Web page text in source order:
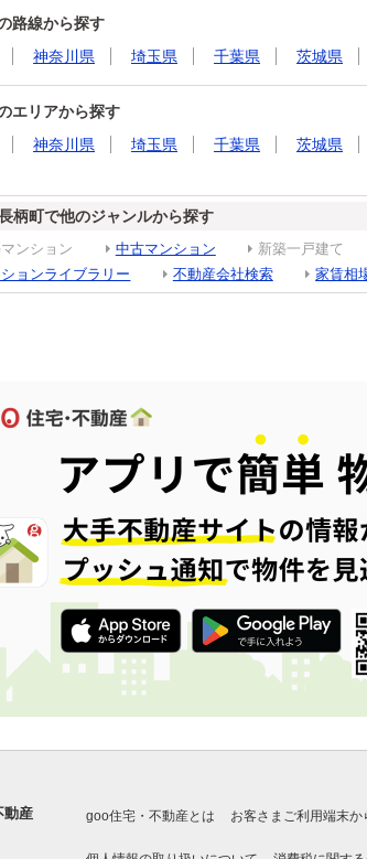
路線から探す
神奈川県 埼玉県 千葉県 茨城県
エリアから探す
神奈川県 埼玉県 千葉県 茨城県
柄町で他のジャンルから探す
ンション 中古マンション 新築一戸建て
ョンライブラリー
不動産会社検索 家賃相
動産 goo住宅・不動産とは お客さまご利用端末